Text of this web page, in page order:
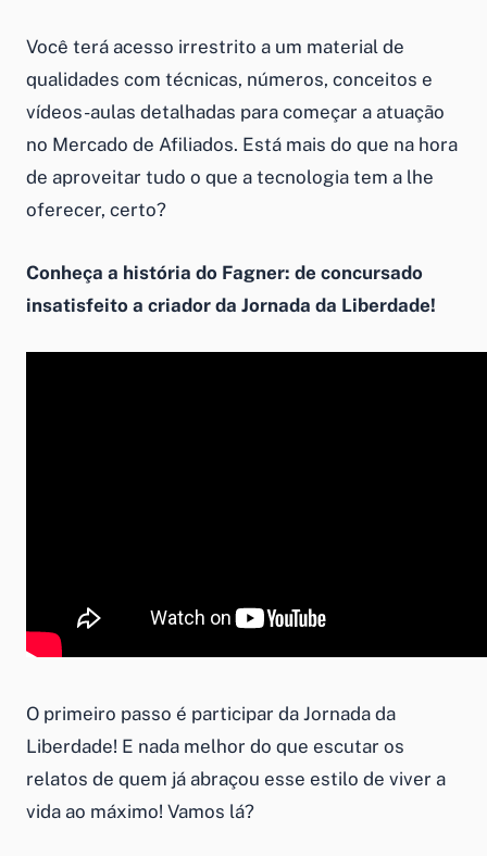
Você terá acesso irrestrito a um material de
qualidades com técnicas, números, conceitos e
vídeos-aulas detalhadas para começar a atuação
no Mercado de Afiliados. Está mais do que na hora
de aproveitar tudo o que a tecnologia tem a lhe
oferecer, certo?
Conheça a história do Fagner: de concursado
insatisfeito a criador da Jornada da Liberdade!
O primeiro passo é participar da Jornada da
Liberdade! E nada melhor do que escutar os
relatos de quem já abraçou esse estilo de viver a
vida ao máximo! Vamos lá?